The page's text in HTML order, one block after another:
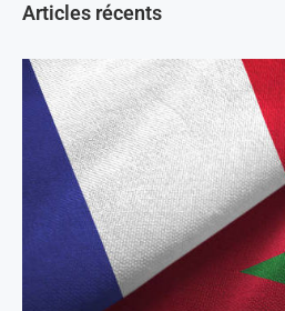
Articles récents